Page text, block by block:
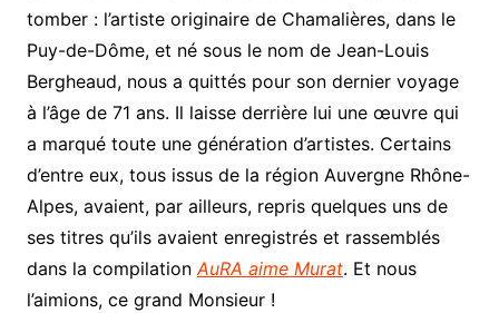
tomber : l’artiste originaire de Chamalières, dans le
Puy-de-Dôme, et né sous le nom de Jean-Louis
Bergheaud, nous a quittés pour son dernier voyage
à l’âge de 71 ans. Il laisse derrière lui une œuvre qui
a marqué toute une génération d’artistes. Certains
d’entre eux, tous issus de la région Auvergne Rhône-
Alpes, avaient, par ailleurs, repris quelques uns de
ses titres qu’ils avaient enregistrés et rassemblés
dans la compilationAuRA aime Murat. Et nous
l’aimions, ce grand Monsieur !